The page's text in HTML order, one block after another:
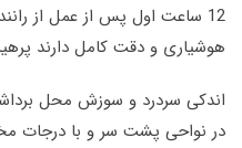
12 ساعت اول پس از عمل از
هوشیاری و دقت کامل دارند
اندکی سردرد و سوزش محل
در نواحی پشت سر و با درجات